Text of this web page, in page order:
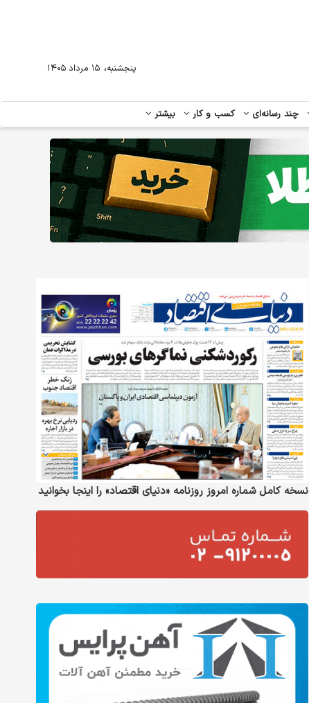
چند رسانه‌ای کسب و کار بیشتر
پنجشنبه، ۱۵ مرداد ۱۴۰۵
نسخه کامل شماره امروز روزنامه «دنیای‌ اقتصاد» را اینجا بخوانید